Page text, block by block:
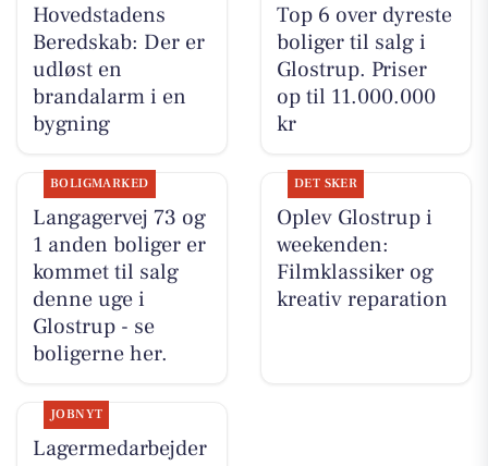
Hovedstadens
Beredskab: Der er
udløst en
brandalarm i en
bygning
Top 6 over dyreste
boliger til salg i
Glostrup. Priser
op til 11.000.000
kr
BOLIGMARKED
Langagervej 73 og
1 anden boliger er
kommet til salg
denne uge i
Glostrup - se
boligerne her.
DET SKER
Oplev Glostrup i
weekenden:
Filmklassiker og
kreativ reparation
JOBNYT
Lagermedarbejder